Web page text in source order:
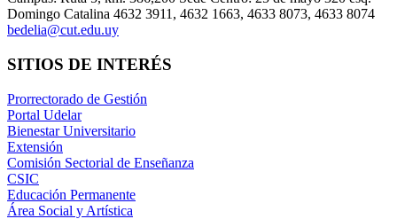
Domingo Catalina 4632 3911, 4632 1663, 4633 8073, 4633 8074
bedelia@cut.edu.uy
SITIOS DE INTERÉS
Prorrectorado de Gestión
Portal Udelar
Bienestar Universitario
Extensión
Comisión Sectorial de Enseñanza
CSIC
Educación Permanente
Área Social y Artística